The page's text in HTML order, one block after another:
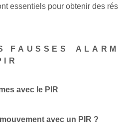
essentiels pour obtenir des rés
FAUSSES ⁢ALARM
avec le PIR
avec un PIR ?